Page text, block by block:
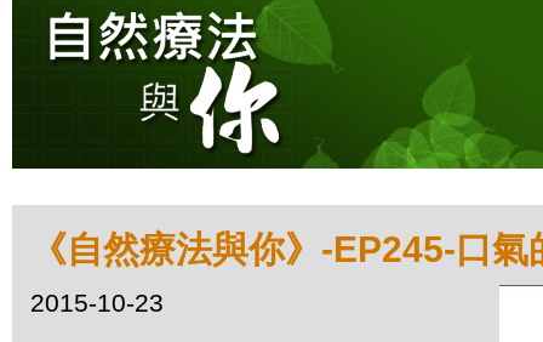
《自然療法與你》-EP245-口
2015-10-23